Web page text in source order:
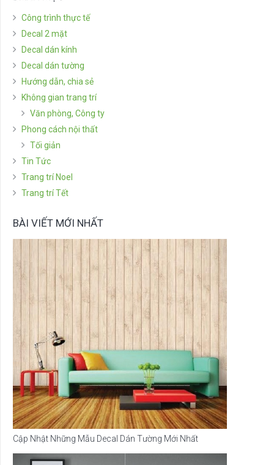
Công trình thực tế
Decal 2 mặt
Decal dán kính
Decal dán tường
Hướng dẫn, chia sẻ
Không gian trang trí
Văn phòng, Công ty
Phong cách nội thất
Tối giản
Tin Tức
Trang trí Noel
Trang trí Tết
BÀI VIẾT MỚI NHẤT
Cập Nhật Những Mẫu Decal Dán Tường Mới Nhất